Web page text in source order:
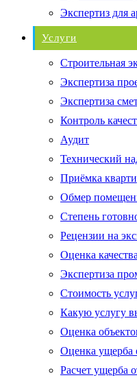
Экспертиз для
Услуги
Строительная
Экспертиза
Экспертиза
Контроль
Аудит
Технический
Приёмка
Обмер
Степень
Рецензии на
Оценка
Экспертиза
Стоимость
Какую услугу
Оценка
Оценка ущерба
Расчет ущерба